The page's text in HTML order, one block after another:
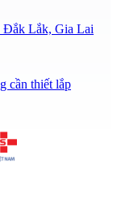
Đắk Lắk, Gia Lai
cần thiết lắp